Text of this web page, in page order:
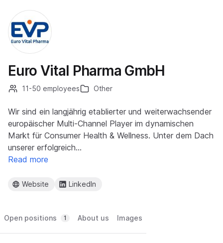
Euro Vital Pharma GmbH
11-50 employees Other
​Wir sind ein langjährig etablierter und weiterwachsender
europäischer Multi-Channel Player im dynamischen
Markt für Consumer Health & Wellness. Unter dem Dach
unserer erfolgreich…
Read more
Website LinkedIn
Open positions 1 About us Images